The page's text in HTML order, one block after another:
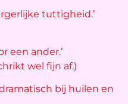
tuttigheid.’
een ander.’
wel fijn af.)
dramatisch bij huilen en